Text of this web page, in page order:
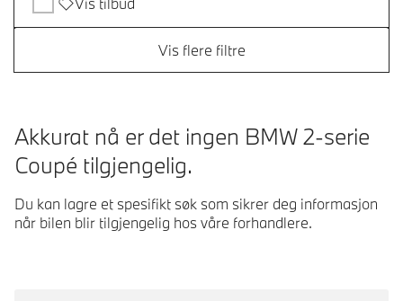
Vis flere filtre
Akkurat nå er det ingen BMW 2-serie
Coupé tilgjengelig.
Du kan lagre et spesifikt søk som sikrer deg informasjon
når bilen blir tilgjengelig hos våre forhandlere.